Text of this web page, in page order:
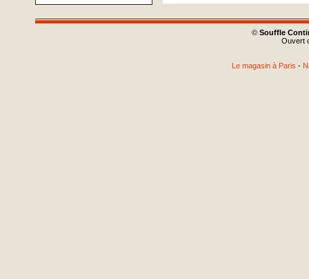
© Souffle
Ouvert
Le magasin à Paris -